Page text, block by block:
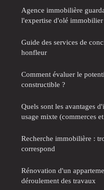
Agence immobilière
l'expertise d'olé immobilier
Guide des services de
honfleur
Comment évaluer le
constructible ?
Quels sont les avantages
usage mixte (commerces
Recherche immobilière :
correspond
Rénovation d'un
déroulement des travaux